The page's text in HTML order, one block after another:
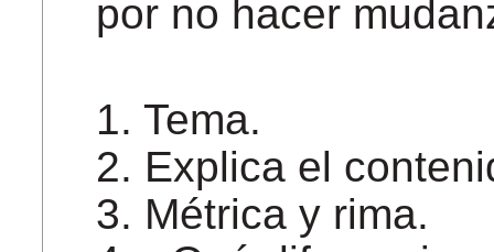
por no hacer
1. Tema.
2. Explica el
3. Métrica y rima.